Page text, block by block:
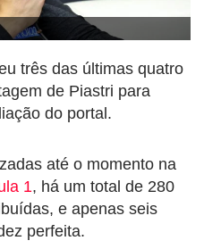
três das últimas quatro
de Piastri para
do portal.
até o momento na
1, há um total de 280
e apenas seis
perfeita.